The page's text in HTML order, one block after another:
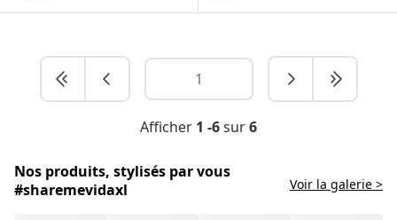
Afficher 1 -6sur6
Nos produits, stylisés par vous
#sharemevidaxl
Voir la galerie >